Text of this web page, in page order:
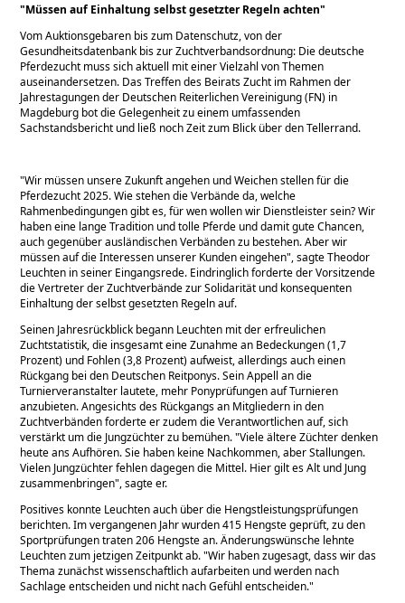
Müssen auf Einhaltung selbst gesetzter Regeln achten
Vom Auktionsgebaren bis zum Datenschutz, von der
Gesundheitsdatenbank bis zur Zuchtverbandsordnung: Die deutsche
Pferdezucht muss sich aktuell mit einer Vielzahl von Themen
auseinandersetzen. Das Treffen des Beirats Zucht im Rahmen der
Jahrestagungen der Deutschen Reiterlichen Vereinigung (FN) in
Magdeburg bot die Gelegenheit zu einem umfassenden
Sachstandsbericht und ließ noch Zeit zum Blick über den Tellerrand.
Wir müssen unsere Zukunft angehen und Weichen stellen für die
Pferdezucht 2025. Wie stehen die Verbände da, welche
Rahmenbedingungen gibt es, für wen wollen wir Dienstleister sein? Wir
haben eine lange Tradition und tolle Pferde und damit gute Chancen,
auch gegenüber ausländischen Verbänden zu bestehen. Aber wir
müssen auf die Interessen unserer Kunden eingehen , sagte Theodor
Leuchten in seiner Eingangsrede. Eindringlich forderte der Vorsitzende
die Vertreter der Zuchtverbände zur Solidarität und konsequenten
Einhaltung der selbst gesetzten Regeln auf.
Seinen Jahresrückblick begann Leuchten mit der erfreulichen
Zuchtstatistik, die insgesamt eine Zunahme an Bedeckungen (1,7
Prozent) und Fohlen (3,8 Prozent) aufweist, allerdings auch einen
Rückgang bei den Deutschen Reitponys. Sein Appell an die
Turnierveranstalter lautete, mehr Ponyprüfungen auf Turnieren
anzubieten. Angesichts des Rückgangs an Mitgliedern in den
Zuchtverbänden forderte er zudem die Verantwortlichen auf, sich
verstärkt um die Jungzüchter zu bemühen. Viele ältere Züchter denken
heute ans Aufhören. Sie haben keine Nachkommen, aber Stallungen.
Vielen Jungzüchter fehlen dagegen die Mittel. Hier gilt es Alt und Jung
zusammenbringen , sagte er.
Positives konnte Leuchten auch über die Hengstleistungsprüfungen
berichten. Im vergangenen Jahr wurden 415 Hengste geprüft, zu den
Sportprüfungen traten 206 Hengste an. Änderungswünsche lehnte
Leuchten zum jetzigen Zeitpunkt ab. Wir haben zugesagt, dass wir das
Thema zunächst wissenschaftlich aufarbeiten und werden nach
Sachlage entscheiden und nicht nach Gefühl entscheiden.